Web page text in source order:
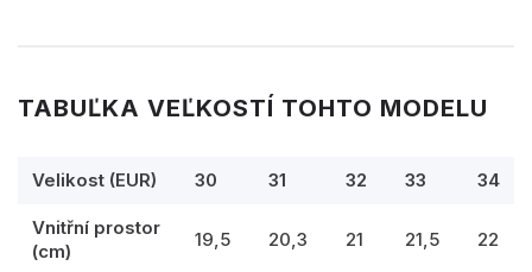
TABUĽKA VEĽKOSTÍ TOHTO MODELU
Velikost (EUR) 30 31 32 33 34
Vnitřní prostor
(cm)
19,5 20,3 21 21,5 22